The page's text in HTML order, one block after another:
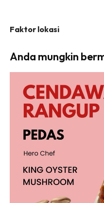
Faktor lokasi
Anda mungkin